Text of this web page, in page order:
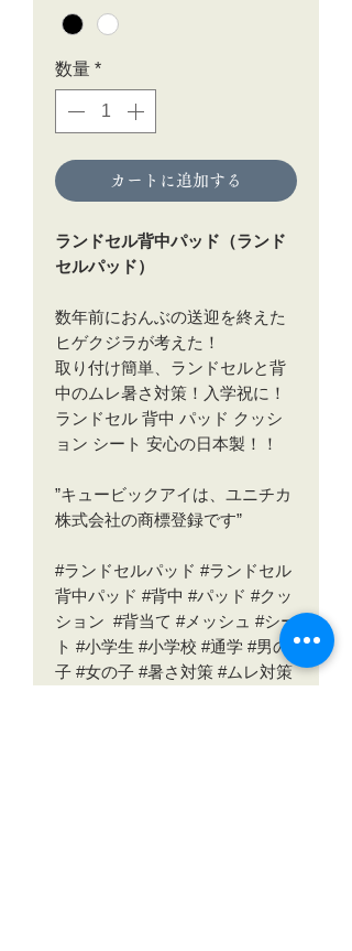
数量 *
カートに追加する
ランドセル背中パッド（ランド
セルパッド）
数年前におんぶの送迎を終えた
ヒゲクジラが考えた！
取り付け簡単、ランドセルと背
中のムレ暑さ対策！入学祝に！
ランドセル 背中 パッド クッシ
ョン シート 安心の日本製！！
”キュービックアイは、ユニチカ
株式会社の商標登録です”
#ランドセルパッド #ランドセル
背中パッド #背中 #パッド #クッ
ション #背当て #メッシュ #シー
ト #小学生 #小学校 #通学 #男の
子 #女の子 #暑さ対策 #ムレ対策